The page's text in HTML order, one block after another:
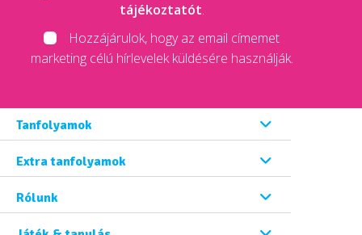
tájékoztatót.
Hozzájárulok, hogy az email címemet
marketing célú hírlevelek küldésére használják.
Tanfolyamok
Extra tanfolyamok
Rólunk